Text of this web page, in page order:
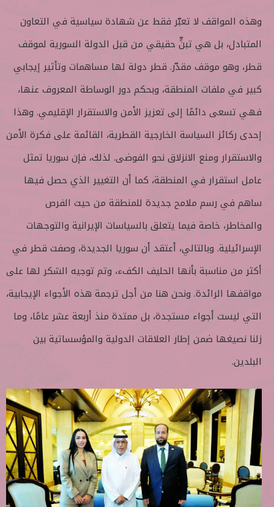
وهذه المواقف لا تعبّر فقط عن شهادة سياسية في التعاون
المتبادل، بل هي تبنٍّ حقيقي من قبل الدولة السورية لموقف
قطر، وهو موقف مقدّر. قطر دولة لها مساهمات وتأثير إيجابي
كبير في ملفات المنطقة، وبحكم دور الوساطة المعروف عنها،
فهي تسعى دائمًا إلى تعزيز الأمن والاستقرار الإقليمي. وهذا
إحدى ركائز السياسة الخارجية القطرية، القائمة على فكرة الأمن
والاستقرار ومنع الانزلاق نحو الفوضى. لذلك، فإن سوريا تمثل
عامل استقرار في المنطقة، كما أن التغيير الذي حصل فيها
ساهم في رسم ملامح جديدة للمنطقة من حيث الفرص
والمخاطر، خاصة فيما يتعلق بالسياسات الإيرانية والتوجهات
الإسرائيلية. وبالتالي، أعتقد أن سوريا الجديدة، وصفت قطر في
أكثر من مناسبة بأنها الحليف الكفء، وتم توجيه الشكر لها على
مواقفها الرائدة. ونحن هنا من أجل ترجمة هذه الأجواء الإيجابية،
التي ليست أجواء مستجدة، بل ممتدة منذ أربعة عشر عامًا، وما
زلنا نصيغها ضمن إطار العلاقات الدولية والمؤسساتية بين
البلدين.